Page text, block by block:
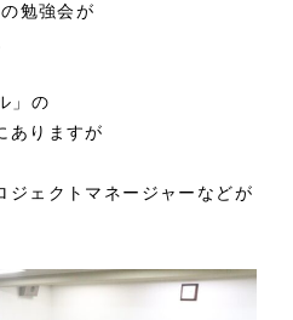
勉強会が
」の
ありますが
ジェクトマネージャーなどが